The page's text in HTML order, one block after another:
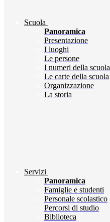
Scuola
Panoramica
Presentazione
I luoghi
Le persone
I numeri della scuola
Le carte della scuola
Organizzazione
La storia
Servizi
Panoramica
Famiglie e studenti
Personale scolastico
Percorsi di studio
Biblioteca